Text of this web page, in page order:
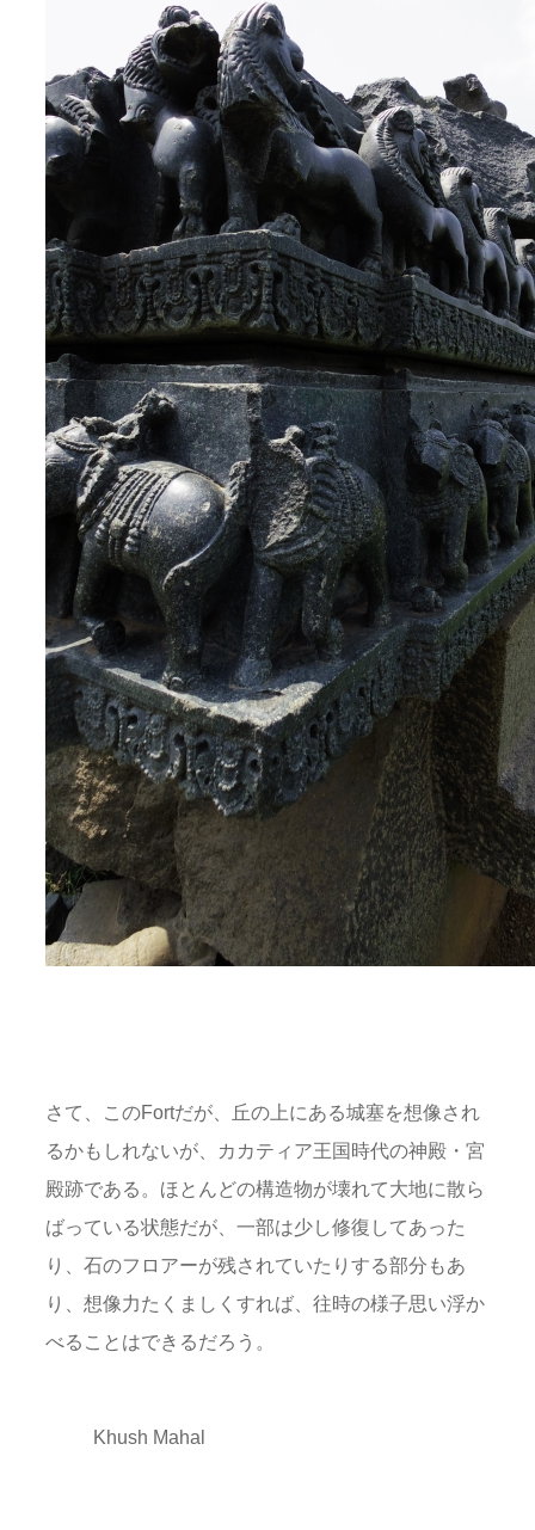
さて、このFortだが、丘の上にある城塞を想像され
るかもしれないが、カカティア王国時代の神殿・宮
殿跡である。ほとんどの構造物が壊れて大地に散ら
ばっている状態だが、一部は少し修復してあった
り、石のフロアーが残されていたりする部分もあ
り、想像力たくましくすれば、往時の様子思い浮か
べることはできるだろう。
Khush Mahal